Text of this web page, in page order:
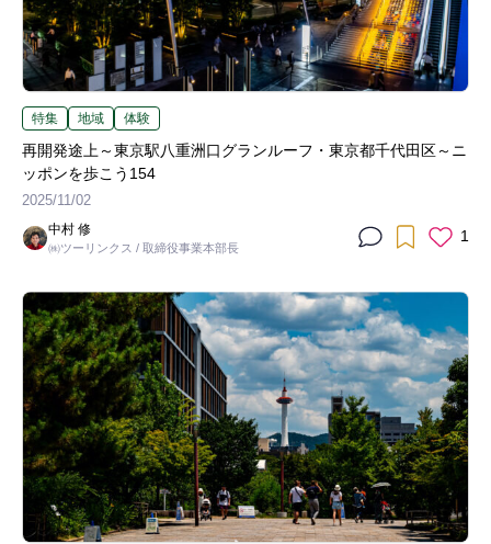
特集 地域 体験
再開発途上～東京駅八重洲口グランルーフ・東京都千代田区～ニ
ッポンを歩こう154
2025/11/02
中村 修
㈱ツーリンクス / 取締役事業本部長
1